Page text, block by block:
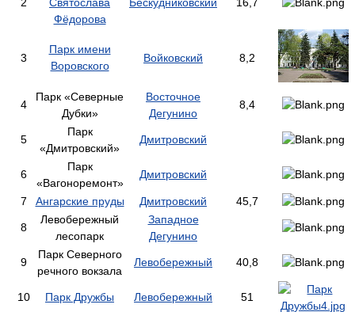
Фёдорова
3
Парк имени
Воровского
Войковский 8,2
4
Парк «Северные
Дубки»
Восточное
Дегунино
8,4
5
Парк
«Дмитровский»
Дмитровский
6
Парк
«Вагоноремонт»
Дмитровский
7 Ангарские пруды Дмитровский 45,7
8
Левобережный
лесопарк
Западное
Дегунино
9
Парк Северного
речного вокзала
Левобережный 40,8
10 Парк Дружбы Левобережный 51